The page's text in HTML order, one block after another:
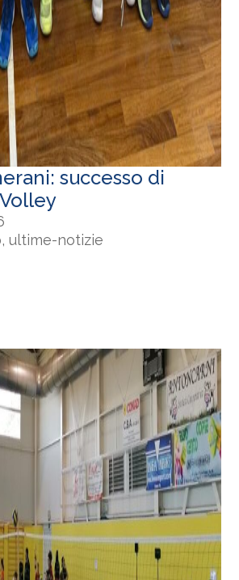
successo di
ultime-notizie